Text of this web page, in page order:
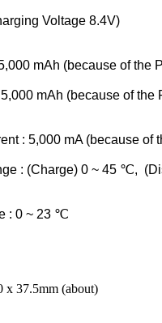
Voltage 8.4V)
mAh (because of the
mAh (because of the
: 5,000 mA (because of
: (Charge) 0 ~ 45 ℃,
: 0 ~ 23 ℃
37.5mm (about)